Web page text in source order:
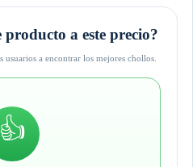
a este precio?
a encontrar los mejores chollos.
👍